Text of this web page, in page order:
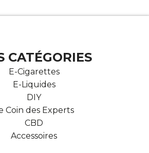
CATÉGORIES
E-Cigarettes
E-Liquides
DIY
Coin des Experts
CBD
Accessoires